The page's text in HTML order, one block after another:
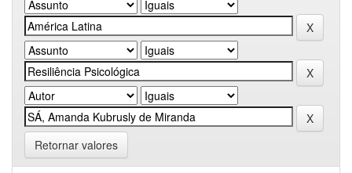
Retornar valores